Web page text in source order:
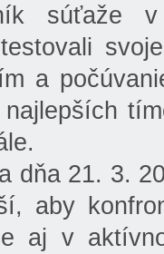
súťaže v
a
dňa 21. 3.
aby
aj v